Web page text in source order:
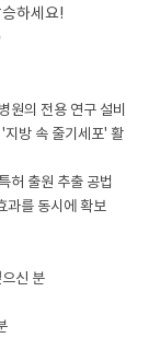
하세요!
원의 전용 연구 설비
지방 속 줄기세포' 활
허 출원 추출 공법
과를 동시에 확보
신 분